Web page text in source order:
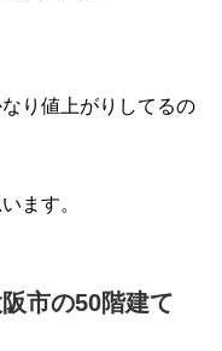
り値上がりしてるの
ます。
市の50階建て